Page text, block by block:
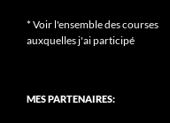
* Voir l'ensemble des courses
auxquelles j'ai participé
MES PARTENAIRES: